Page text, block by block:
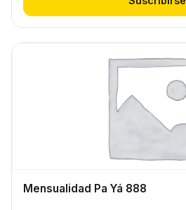
Mensualidad Pa Yá 888